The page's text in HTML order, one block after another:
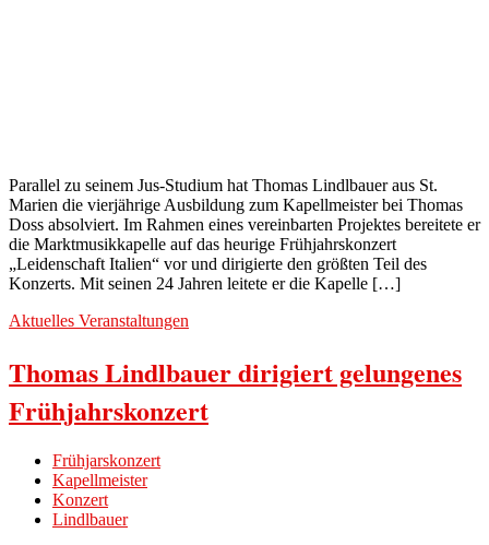
Parallel zu seinem Jus-Studium hat Thomas Lindlbauer aus St.
Marien die vierjährige Ausbildung zum Kapellmeister bei Thomas
Doss absolviert. Im Rahmen eines vereinbarten Projektes bereitete er
die Marktmusikkapelle auf das heurige Frühjahrskonzert
„Leidenschaft Italien“ vor und dirigierte den größten Teil des
Konzerts. Mit seinen 24 Jahren leitete er die Kapelle […]
Aktuelles Veranstaltungen
Thomas Lindlbauer dirigiert gelungenes
Frühjahrskonzert
Frühjarskonzert
Kapellmeister
Konzert
Lindlbauer